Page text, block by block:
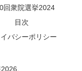
回衆院選挙2024
目次
バシーポリシー